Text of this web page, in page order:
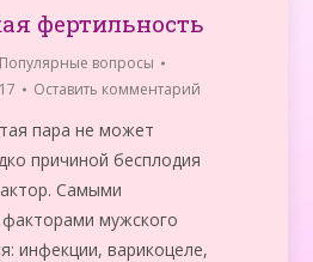
фертильность
Популярные вопросы
Оставить комментарий
пара не может
причиной бесплодия
Самыми
мужского
инфекции, варикоцеле,